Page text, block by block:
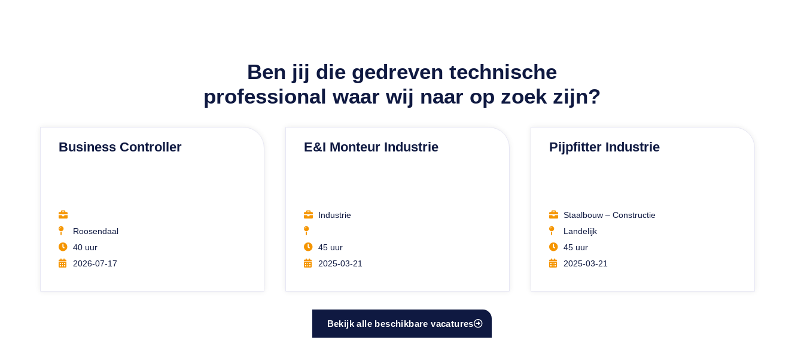
Ben jij die gedreven technische
professional waar wij naar op zoek zijn?
Business Controller
Roosendaal
40 uur
2026-07-17
E&I Monteur Industrie
Industrie
45 uur
2025-03-21
Pijpfitter Industrie
Staalbouw – Constructie
Landelijk
45 uur
2025-03-21
Bekijk alle beschikbare vacatures